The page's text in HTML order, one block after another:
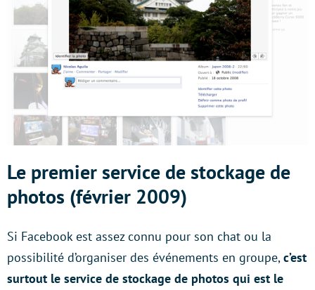
Le premier service de stockage de
photos (février 2009)
Si Facebook est assez connu pour son chat ou la
possibilité d’organiser des événements en groupe,c’est
surtout le service de stockage de photos qui est le